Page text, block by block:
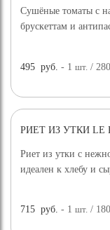
Сушёные томаты с
брускеттам и
495 руб. - 1шт. /
РИЕТ ИЗ УТКИ LE
Риет из утки с
идеален к хлебу и
715 руб. - 1шт. /